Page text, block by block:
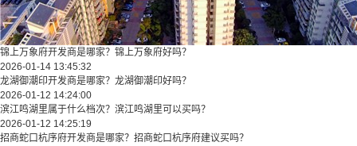
锦上万象府开发商是哪家？锦上万象府好吗？
2026-01-14 13:45:32
龙湖御潮印开发商是哪家？龙湖御潮印好吗？
2026-01-12 14:24:00
滨江鸣湖里属于什么档次？滨江鸣湖里可以买吗？
2026-01-12 14:25:19
招商蛇口杭序府开发商是哪家？招商蛇口杭序府建议买吗？